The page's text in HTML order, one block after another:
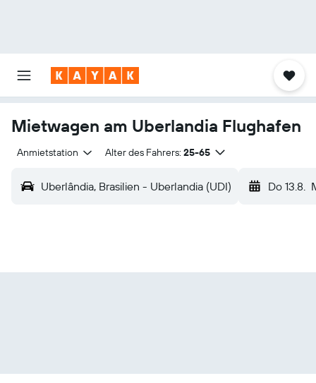
Mietwagen am Uberlandia Flughafen
Anmietstation Alter des Fahrers: 25-65
Uberlândia, Brasilien - Uberlandia (UDI) Do 13.8.